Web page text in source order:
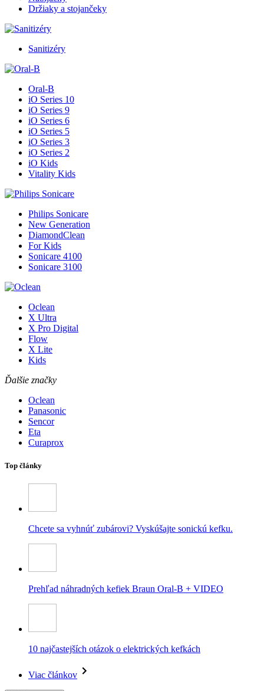
Držiaky a stojančeky
Sanitizéry
Oral-B
iO Series 10
iO Series 9
iO Series 6
iO Series 5
iO Series 3
iO Series 2
iO Kids
Vitality Kids
Philips Sonicare
New Generation
DiamondClean
For Kids
Sonicare 4100
Sonicare 3100
Oclean
X Ultra
X Pro Digital
Flow
X Lite
Kids
Ďalšie značky
Oclean
Panasonic
Sencor
Eta
Curaprox
Top články
Chcete sa vyhnúť zubárovi? Vyskúšajte sonickú kefku.
Prehľad náhradných kefiek Braun Oral-B + VIDEO
10 najčastejších otázok o elektrických kefkách
Viac článkov